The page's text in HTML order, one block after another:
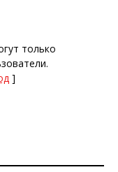
только
]